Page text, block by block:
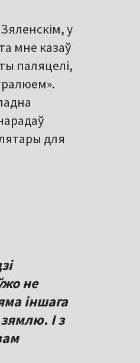
у
мне казаў
паляцелі,
для
не
іншага
І з